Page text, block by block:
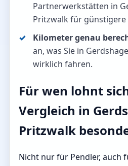
Partnerwerkstätten in
Pritzwalk für günstigere
Kilometer genau
an, was Sie in
wirklich fahren.
Für wen lohnt
Vergleich in
Pritzwalk
Nicht nur für Pendler, auch